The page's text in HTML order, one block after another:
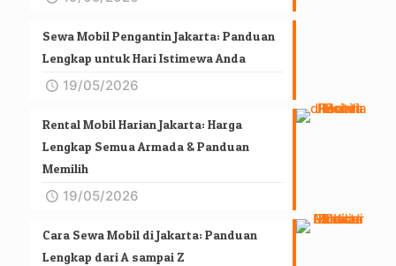
Sewa Mobil Pengantin Jakarta: Panduan
Lengkap untuk Hari Istimewa Anda
19/05/2026
Rental Mobil Harian Jakarta: Harga
Lengkap Semua Armada & Panduan
Memilih
19/05/2026
Cara Sewa Mobil di Jakarta: Panduan
Lengkap dari A sampai Z